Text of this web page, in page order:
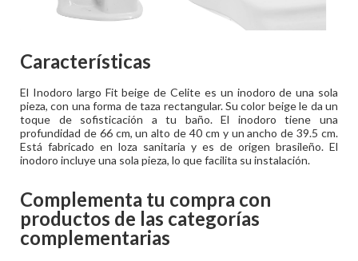
Características
El Inodoro largo Fit beige de Celite es un inodoro de una sola
pieza, con una forma de taza rectangular. Su color beige le da un
toque de sofisticación a tu baño. El inodoro tiene una
profundidad de 66 cm, un alto de 40 cm y un ancho de 39.5 cm.
Está fabricado en loza sanitaria y es de origen brasileño. El
inodoro incluye una sola pieza, lo que facilita su instalación.
Complementa tu compra con
productos de las categorías
complementarias